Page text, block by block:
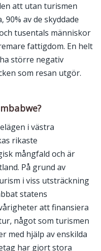
att utan turismen
av de skyddade
tusentals människor
fattigdom. En helt
större negativ
som resan utgör.
i västra
rikaste
mångfald och är
På grund av
i viss utsträckning
statens
att finansiera
något som turismen
med hjälp av enskilda
har gjort stora